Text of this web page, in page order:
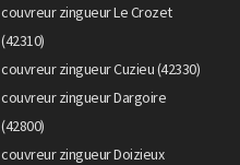
couvreur zingueur Le Crozet
(42310)
couvreur zingueur Cuzieu (42330)
couvreur zingueur Dargoire
(42800)
couvreur zingueur Doizieux